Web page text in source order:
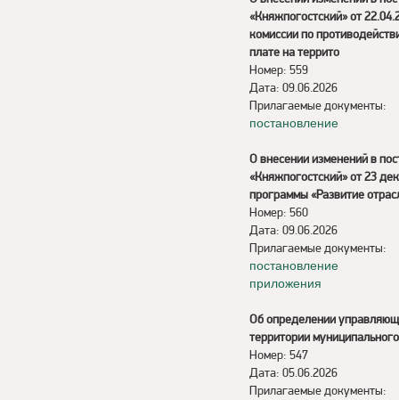
«Княжпогостский» от
комиссии по
плате на террито
Номер: 559
Дата: 09.06.2026
Прилагаемые документы:
постановление
О внесении изменений в
«Княжпогостский» от 23
программы «Развитие
Номер: 560
Дата: 09.06.2026
Прилагаемые документы:
постановление
приложения
Об определении
территории
Номер: 547
Дата: 05.06.2026
Прилагаемые документы: